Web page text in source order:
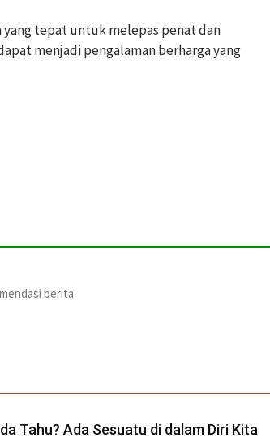
yang tepat untuk melepas penat dan
menjadi pengalaman berharga yang
berita
Tahu? Ada Sesuatu di dalam Diri Kita